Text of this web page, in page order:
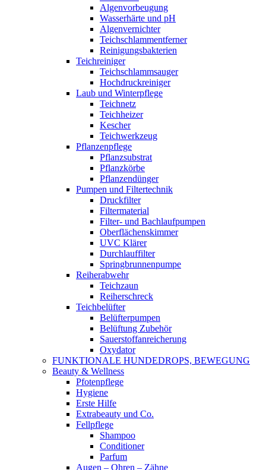
Algenvorbeugung
Wasserhärte und pH
Algenvernichter
Teichschlammentferner
Reinigungsbakterien
Teichreiniger
Teichschlammsauger
Hochdruckreiniger
Laub und Winterpflege
Teichnetz
Teichheizer
Kescher
Teichwerkzeug
Pflanzenpflege
Pflanzsubstrat
Pflanzkörbe
Pflanzendünger
Pumpen und Filtertechnik
Druckfilter
Filtermaterial
Filter- und Bachlaufpumpen
Oberflächenskimmer
UVC Klärer
Durchlauffilter
Springbrunnenpumpe
Reiherabwehr
Teichzaun
Reiherschreck
Teichbelüfter
Belüfterpumpen
Belüftung Zubehör
Sauerstoffanreicherung
Oxydator
FUNKTIONALE HUNDEDROPS, BEWEGUNG
Beauty & Wellness
Pfotenpflege
Hygiene
Erste Hilfe
Extrabeauty und Co.
Fellpflege
Shampoo
Conditioner
Parfum
Augen – Ohren – Zähne